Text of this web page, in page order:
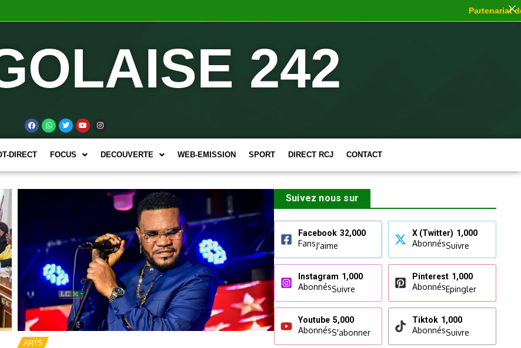
242
DIRECT FOCUS DECOUVERTE WEB-EMISSION SPORT DIRECT RCJ CONTACT
ARTS
Suivez nous sur
Facebook 32,000
FansJ'aime
X (Twitter) 1,000
AbonnésSuivre
Instagram 1,000
AbonnésSuivre
Pinterest 1,000
AbonnésEpingler
Youtube 5,000
AbonnésS'abonner
Tiktok 1,000
AbonnésSuivre
Partenariat de